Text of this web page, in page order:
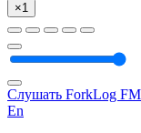
×1
Слушать ForkLog FM
En